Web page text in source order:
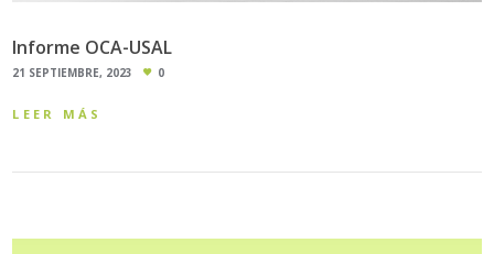
Informe OCA-USAL
21 SEPTIEMBRE, 2023 0
LEER MÁS